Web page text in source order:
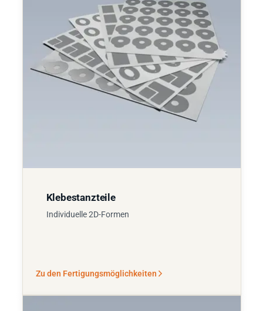
Klebestanzteile
Individuelle 2D-Formen
Zu den Fertigungsmöglichkeiten